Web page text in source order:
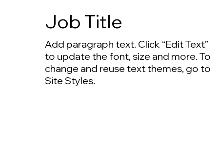
Job Title
Add paragraph text. Click “Edit Text”
to update the font, size and more. To
change and reuse text themes, go to
Site Styles.